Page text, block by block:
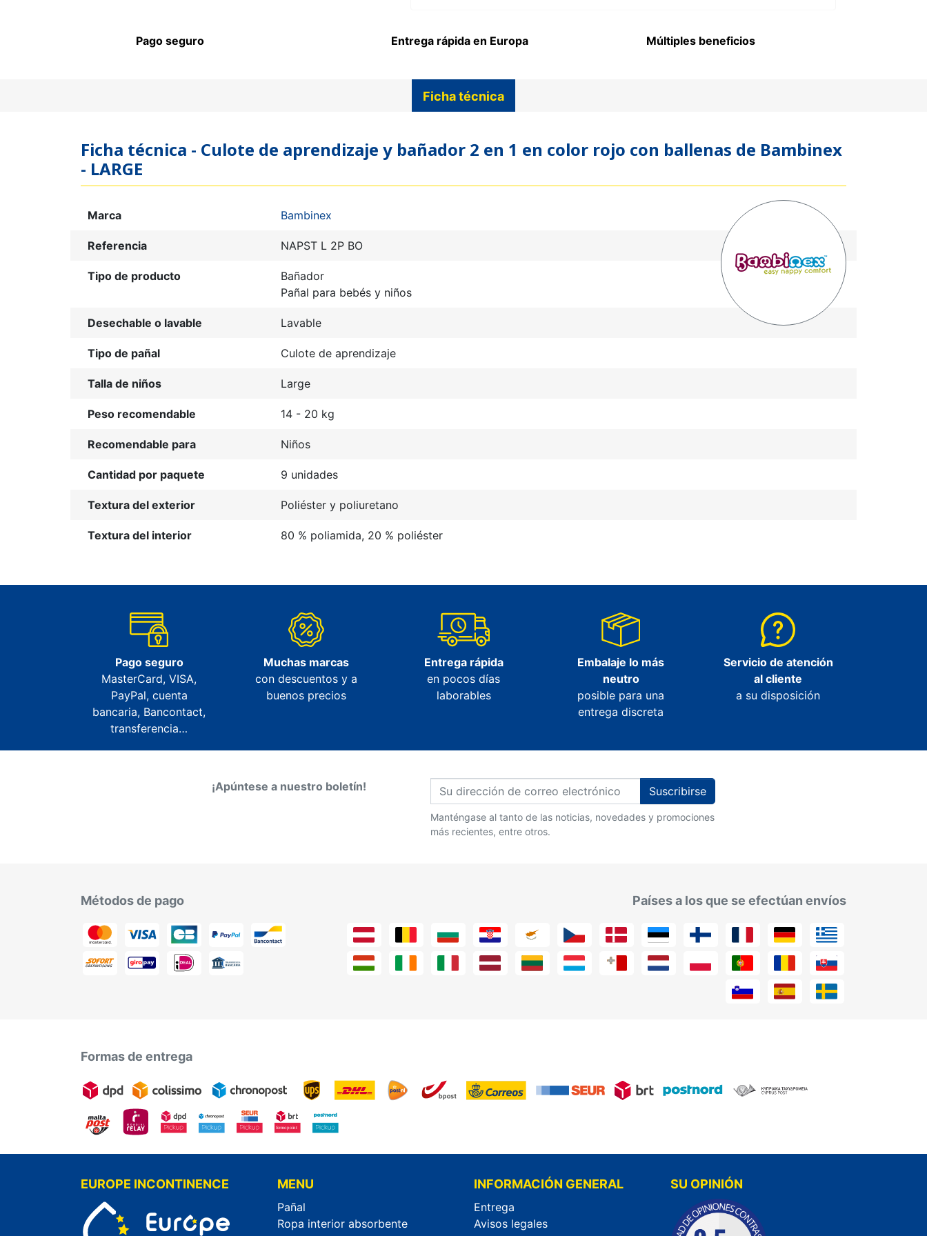
Pago seguro Entrega rápida en Europa Múltiples beneficios
Ficha técnica
Ficha técnica - Culote de aprendizaje y bañador 2 en 1 en color rojo con ballenas de Bambinex
- LARGE
Marca Bambinex
Referencia NAPST L 2P BO
Tipo de producto
Bañador
Pañal para bebés y niños
Desechable o lavable Lavable
Tipo de pañal Culote de aprendizaje
Talla de niños Large
Peso recomendable 14 - 20 kg
Recomendable para Niños
Cantidad por paquete 9 unidades
Textura del exterior Poliéster y poliuretano
Textura del interior 80 % poliamida, 20 % poliéster
Pago seguro
MasterCard, VISA,
PayPal, cuenta
bancaria, Bancontact,
transferencia…
Muchas marcas
con descuentos y a
buenos precios
Entrega rápida
en pocos días
laborables
Embalaje lo más
neutro
posible para una
entrega discreta
Servicio de atención
al cliente
a su disposición
¡Apúntese a nuestro boletín! Suscribirse
Manténgase al tanto de las noticias, novedades y promociones
más recientes, entre otros.
Métodos de pago Países a los que se efectúan envíos
Formas de entrega
EUROPE INCONTINENCE MENU
Pañal
Ropa interior absorbente
INFORMACIÓN GENERAL
Entrega
Avisos legales
SU OPINIÓN